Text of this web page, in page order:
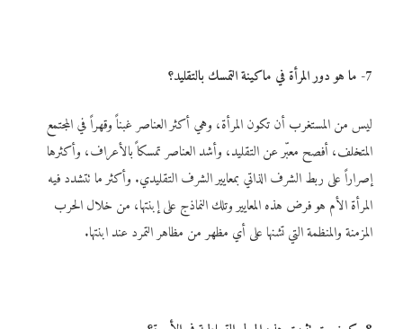
7- ما هو دور المرأة في ماكينة التمسك بالتقليد
؟
ليس من المستغرب أن تكون المرأة، وهي أكثر العناصر غبناً وقهراً في المجتمع
المتخلف، أفصح معبّر عن التقليد، وأشد العناصر تمسكاً بالأعراف، وأكثرها
إصراراً على ربط الشرف الذاتي بمعايير الشرف التقليدي. وأكثر ما تتشدد فيه
المرأة الأم هو فرض هذه المعايير وتلك النماذج على إبنتها، من خلال الحرب
المزمنة والمنظمة التي تشنها على أي مظهر من مظاهر التمرد عند ابنتها.